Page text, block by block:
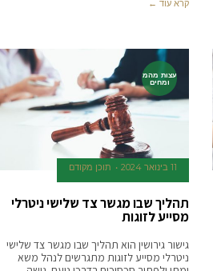
קרא עוד ←
עצות מהמ
ומחים
11 בינואר 2024 תוכן מקודם
תהליך שבו מגשר צד שלישי ניטרלי
מסייע לזוגות
גישור גירושין הוא תהליך שבו מגשר צד שלישי
ניטרלי מסייע לזוגות מתגרשים לנהל משא